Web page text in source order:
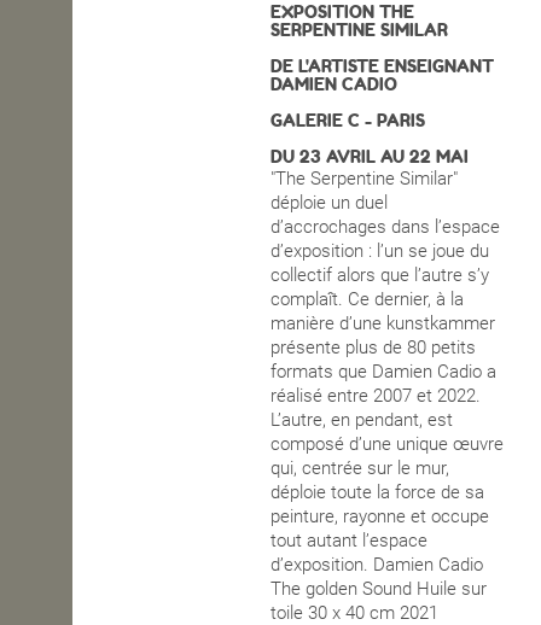
EXPOSITIONTHE
SERPENTINE SIMILAR
DE L'ARTISTE ENSEIGNANT
DAMIEN CADIO
GALERIE C - PARIS
DU 23 AVRIL AU 22 MAI
"The Serpentine Similar"
déploie un duel
d’accrochages dans l’espace
d’exposition : l’un se joue du
collectif alors que l’autre s’y
complaît. Ce dernier, à la
manière d’une kunstkammer
présente plus de 80 petits
formats que Damien Cadio a
réalisé entre 2007 et 2022.
L’autre, en pendant, est
composé d’une unique œuvre
qui, centrée sur le mur,
déploie toute la force de sa
peinture, rayonne et occupe
tout autant l’espace
d’exposition. Damien Cadio
The golden Sound Huile sur
toile 30 x 40 cm 2021